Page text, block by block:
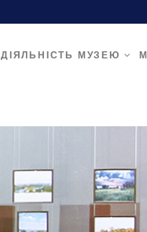
ДІЯЛЬНІСТЬ МУЗЕЮ